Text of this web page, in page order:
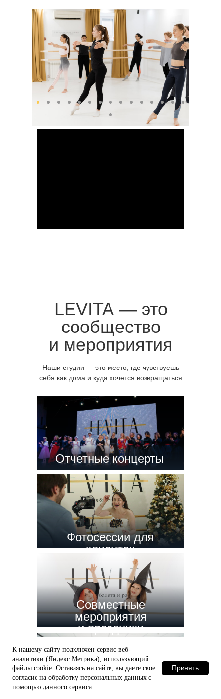
LEVITA — это
сообщество
и мероприятия
Наши студии — это место, где чувствуешь
себя как дома и куда хочется возвращаться
Отчетные концерты
Добавление клиентов
Cовместные
мероприятия
и праздники
Фотосессии для
клиенток
К нашему сайту подключен сервис веб-
аналитики (Яндекс Метрика), использующий
файлы сооkіе. Оставаясь на сайте, вы даете свое
согласие на обработку персональных данных с
помощью данного сервиса.
Принять